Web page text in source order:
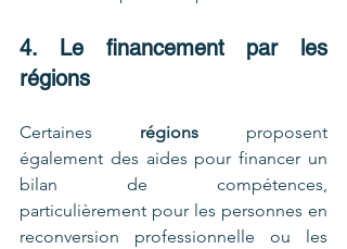
4. Le financement par les
régions
Certaines régions proposent
également des aides pour financer un
bilan de compétences,
particulièrement pour les personnes en
reconversion professionnelle ou les